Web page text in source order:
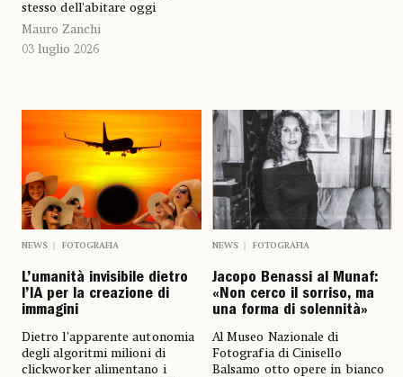
stesso dell'abitare oggi
Mauro Zanchi
03 luglio 2026
NEWS FOTOGRAFIA
L’umanità invisibile dietro
l’IA per la creazione di
immagini
Dietro l’apparente autonomia
degli algoritmi milioni di
clickworker alimentano i
NEWS FOTOGRAFIA
Jacopo Benassi al Munaf:
«Non cerco il sorriso, ma
una forma di solennità»
Al Museo Nazionale di
Fotografia di Cinisello
Balsamo otto opere in bianco